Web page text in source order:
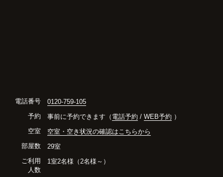
電話番号
0120-759-105
予約
事前に予約できます（ 電話予約 / WEB予約 ）
空室
空室・空き状況の確認はこちらから
部屋数
29室
ご利用
人数
1室2名様（2名様～）